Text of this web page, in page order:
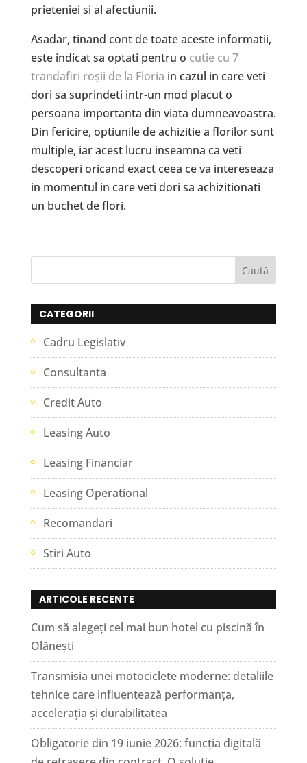
prieteniei si al afectiunii.
Asadar, tinand cont de toate aceste informatii,
este indicat sa optati pentru o cutie cu 7
trandafiri roșii de la Floria in cazul in care veti
dori sa suprindeti intr-un mod placut o
persoana importanta din viata dumneavoastra.
Din fericire, optiunile de achizitie a florilor sunt
multiple, iar acest lucru inseamna ca veti
descoperi oricand exact ceea ce va intereseaza
in momentul in care veti dori sa achizitionati
un buchet de flori.
CATEGORII
Cadru Legislativ
Consultanta
Credit Auto
Leasing Auto
Leasing Financiar
Leasing Operational
Recomandari
Stiri Auto
ARTICOLE RECENTE
Cum să alegeți cel mai bun hotel cu piscină în
Olănești
Transmisia unei motociclete moderne: detaliile
tehnice care influențează performanța,
accelerația și durabilitatea
Obligatorie din 19 iunie 2026: funcția digitală